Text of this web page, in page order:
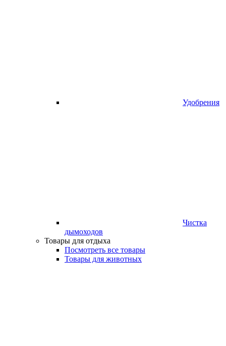
Удобрения
Чистка
дымоходов
Товары для отдыха
Посмотреть все товары
Товары для животных